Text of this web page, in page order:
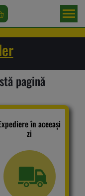
pagină
în aceeași
zi